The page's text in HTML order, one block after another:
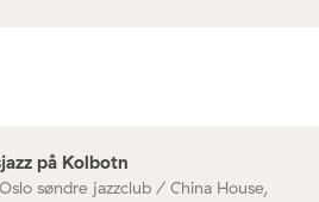
på Kolbotn
Oslo søndre jazzclub / China House,